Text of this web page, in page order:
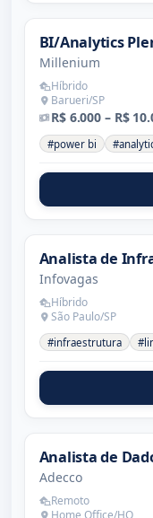
BI/Analytics
Millenium
Híbrido
Barueri/SP
R$ 6.000 – R$
#power bi
Analista de
Infovagas
Híbrido
São Paulo/SP
#infraestrutura
Analista de
Adecco
Remoto